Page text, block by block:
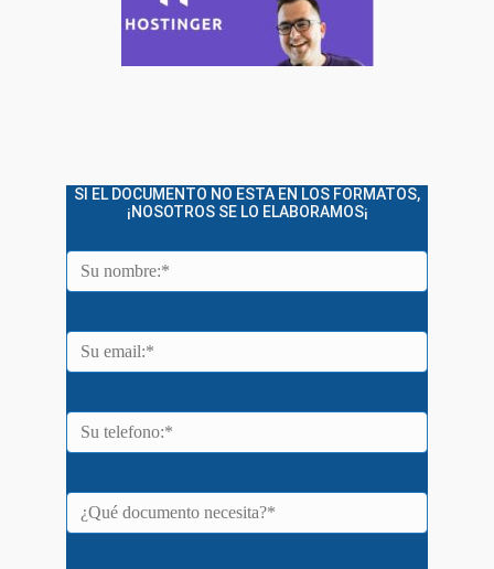
SI EL DOCUMENTO NO ESTA EN LOS FORMATOS,
¡NOSOTROS SE LO ELABORAMOS¡